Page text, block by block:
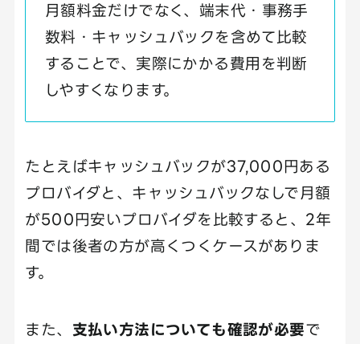
月額料金だけでなく、端末代・事務手
数料・キャッシュバックを含めて比較
することで、実際にかかる費用を判断
しやすくなります。
たとえばキャッシュバックが37,000円ある
プロバイダと、キャッシュバックなしで月額
が500円安いプロバイダを比較すると、2年
間では後者の方が高くつくケースがありま
す。
また、 支払い方法についても確認が必要で